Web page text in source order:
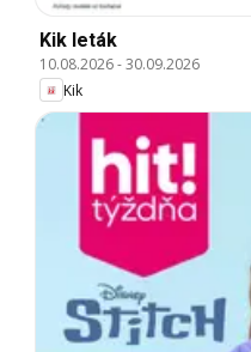
Kik leták
10.08.2026-30.09.2026
Kik